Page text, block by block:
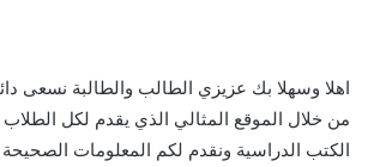
اهلا وسهلا بك عزيزي الطالب والطالبة نسعى
من خلال الموقع المثالي الذي يقدم لكل
الكتب الدراسية ونقدم لكم المعلومات